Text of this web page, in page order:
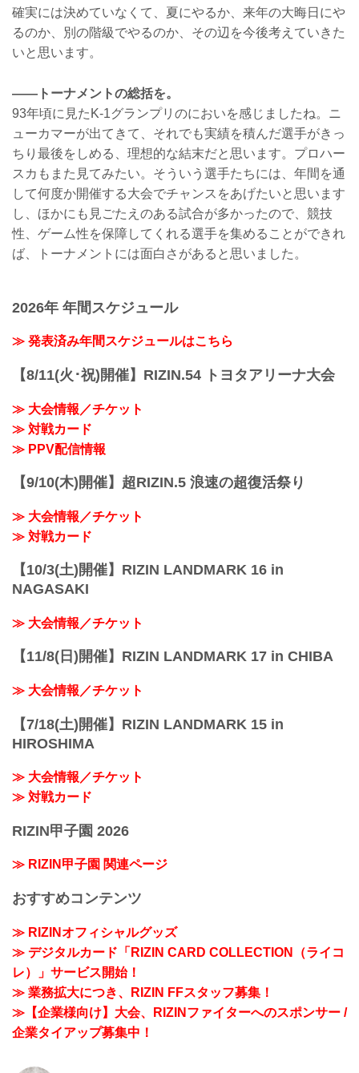
確実には決めていなくて、夏にやるか、来年の大晦日にや
るのか、別の階級でやるのか、その辺を今後考えていきた
いと思います。
――トーナメントの総括を。
93年頃に見たK-1グランプリのにおいを感じましたね。ニ
ューカマーが出てきて、それでも実績を積んだ選手がきっ
ちり最後をしめる、理想的な結末だと思います。プロハー
スカもまた見てみたい。そういう選手たちには、年間を通
して何度か開催する大会でチャンスをあげたいと思います
し、ほかにも見ごたえのある試合が多かったので、競技
性、ゲーム性を保障してくれる選手を集めることができれ
ば、トーナメントには面白さがあると思いました。
2026年 年間スケジュール
≫ 発表済み年間スケジュールはこちら
【8/11(火･祝)開催】RIZIN.54 トヨタアリーナ大会
≫ 大会情報／チケット
≫ 対戦カード
≫ PPV配信情報
【9/10(木)開催】超RIZIN.5 浪速の超復活祭り
≫ 大会情報／チケット
≫ 対戦カード
【10/3(土)開催】RIZIN LANDMARK 16 in
NAGASAKI
≫ 大会情報／チケット
【11/8(日)開催】RIZIN LANDMARK 17 in CHIBA
≫ 大会情報／チケット
【7/18(土)開催】RIZIN LANDMARK 15 in
HIROSHIMA
≫ 大会情報／チケット
≫ 対戦カード
RIZIN甲子園 2026
≫ RIZIN甲子園 関連ページ
おすすめコンテンツ
≫ RIZINオフィシャルグッズ
≫ デジタルカード「RIZIN CARD COLLECTION（ライコ
レ）」サービス開始！
≫ 業務拡大につき、RIZIN FFスタッフ募集！
≫【企業様向け】大会、RIZINファイターへのスポンサー /
企業タイアップ募集中！